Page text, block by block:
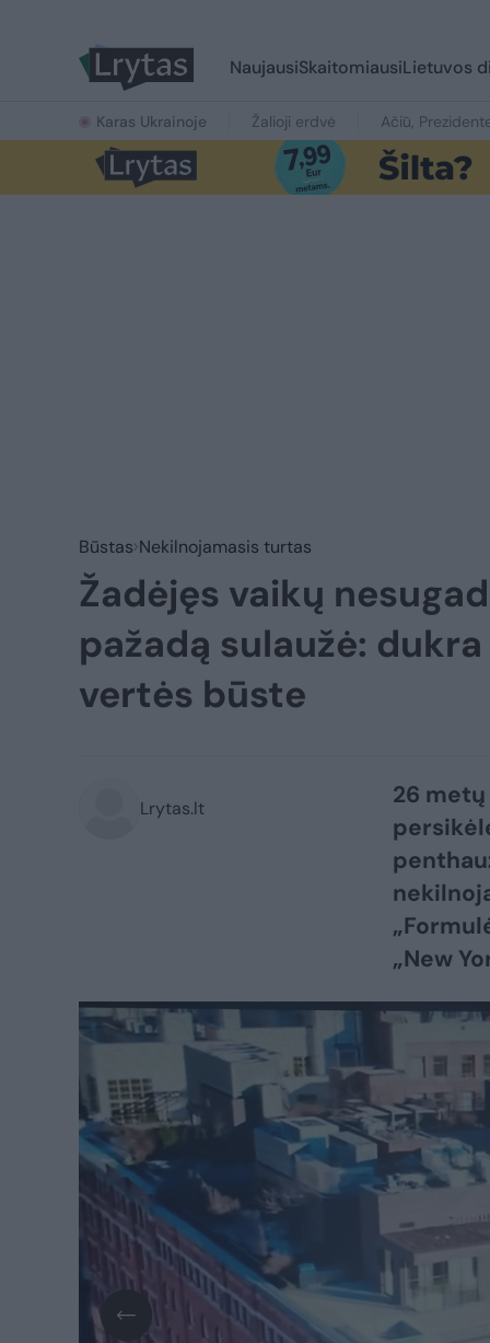
NaujausiSkaitomiausiLietuvos
Karas Ukrainoje Žalioji erdvė Ačiū,
Būstas Nekilnojamasis turtas
Žadėjęs vaikų
pažadą sulaužė:
vertės būste
Lrytas.lt
26
„New